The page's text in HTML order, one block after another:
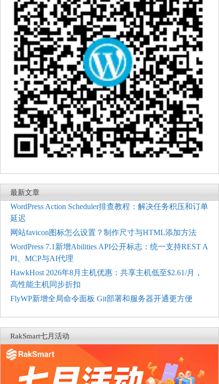
最新文章
WordPress Action Scheduler排查教程：解决任务积压和订单
延迟
网站favicon图标怎么设置？制作尺寸与HTML添加方法
WordPress 7.1新增Abilities API公开标志：统一支持REST A
PI、MCP与AI代理
HawkHost 2026年8月主机优惠：共享主机低至$2.61/月，
高性能主机同步折扣
FlyWP新增全局命令面板 Git部署和服务器开通更方便
RakSmart七月活动